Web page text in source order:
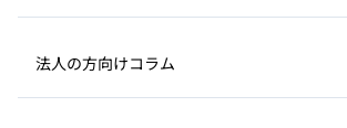
法人の方向けコラム